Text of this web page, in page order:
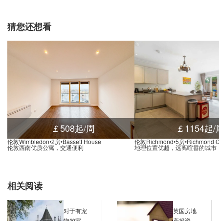
Street, 伯明翰, B1 2, 英国
0.03米
Hagley Road, 伯明翰, B16 9, 英国
0.03米
John Street West, 伯明翰, B19 3, 英国
0.00米
Central Birmingham Police Station, Steelhouse Lane, 伯明翰, B4 6, 英国
0.02米
Livery Street, 伯明翰, B3 1, 英国
0.01米
Street, 伯明翰, B4 7DT, 英国
Birmingham Snow Hill Station Car Park, Livery Street, 伯明翰, B3 2DX, 英国
0.02米
Navigation Street, 伯明翰, B5 4AA, 英国
Stop Hf2, 2 Bristol Street, 伯明翰, B1 1, 英国
0.02米
猜您还想看
￡508起/周
伦敦Wimbledon•2房•Bassett House
伦敦西南优质公寓，交通便利
￡1154起/
伦敦Richmond•5房•Richmond
地理位置优越，远离喧嚣的城市
相关阅读
对于有宠
英国房地